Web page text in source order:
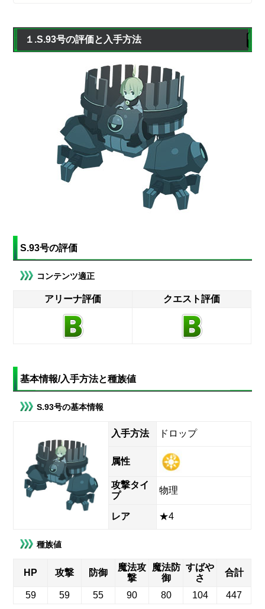
１.S.93号の評価と入手方法
S.93号の評価
コンテンツ適正
アリーナ評価 クエスト評価
基本情報/入手方法と種族値
S.93号の基本情報
入手方法 ドロップ
属性
攻撃タイ
プ
物理
レア ★4
種族値
HP 攻撃 防御
魔法攻
撃
魔法防
御
すばや
さ
合計
59 59 55 90 80 104 447